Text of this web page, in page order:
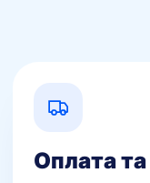
Оплата